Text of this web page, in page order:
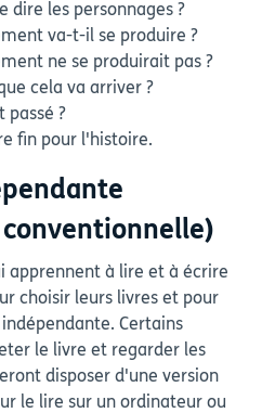
dire les personnages ?
va-t-il se produire ?
ne se produirait pas ?
cela va arriver ?
passé ?
fin pour l'histoire.
apprennent à lire et à écrire
choisir leurs livres et pour
Certains
le livre et regarder les
disposer d'une version
le lire sur un ordinateur ou